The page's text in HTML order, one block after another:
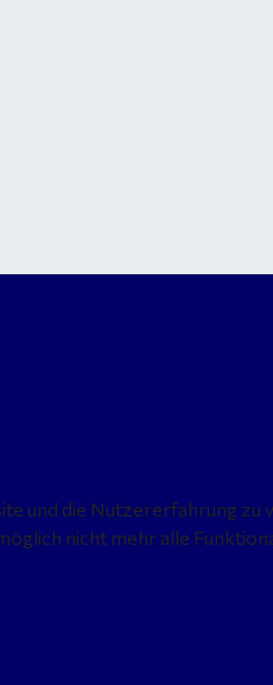
und die Nutzererfahrung zu
nicht mehr alle